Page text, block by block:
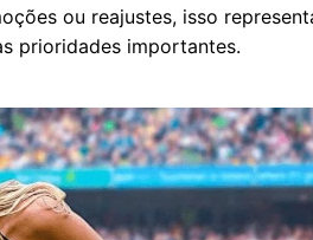
ou reajustes, isso
prioridades importantes.